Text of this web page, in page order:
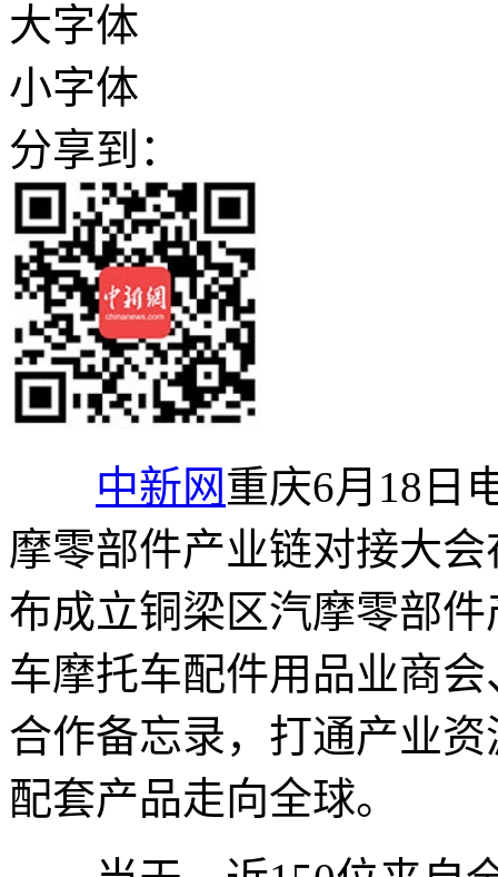
大字体
小字体
分享到：
中新网重庆6月18日
摩零部件产业链对接大
布成立铜梁区汽摩零部
车摩托车配件用品业商
合作备忘录，打通产业
配套产品走向全球。